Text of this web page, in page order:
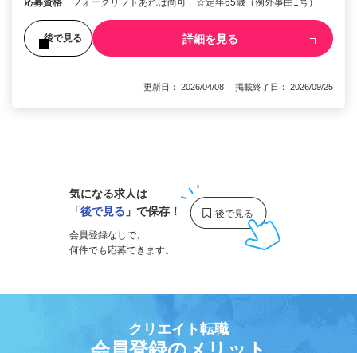
後で見る 詳細を見る
更新日： 2026/04/08 掲載終了日： 2026/09/25
気になる求人は
「後で見る 」で保存！
会員登録なしで、
何件でも応募できます。
クリエイト転職